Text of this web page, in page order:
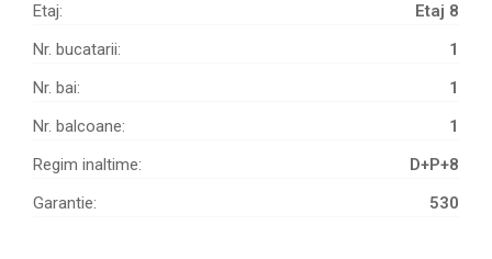
Etaj:
Etaj 8
Nr. bucatarii:
1
Nr. bai:
1
Nr. balcoane:
1
Regim inaltime:
D+P+8
Garantie:
530